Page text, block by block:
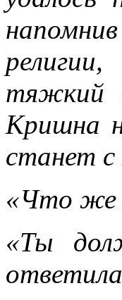
тяжкий
Кришна
станет
«Что же
«Ты